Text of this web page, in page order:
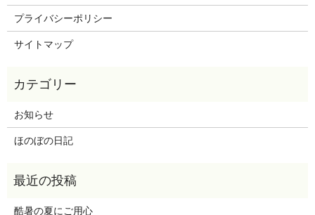
プライバシーポリシー
サイトマップ
お知らせ
ほのぼの日記
酷暑の夏にご用心